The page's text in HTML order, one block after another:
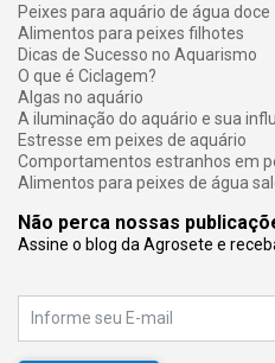
Peixes para aquário de água doce
Alimentos para peixes filhotes
Dicas de Sucesso no Aquarismo
O que é Ciclagem?
Algas no aquário
A iluminação do aquário e sua
Estresse em peixes de aquário
Comportamentos estranhos em
Alimentos para peixes de água
Não perca nossas
Assine o blog da Agrosete e